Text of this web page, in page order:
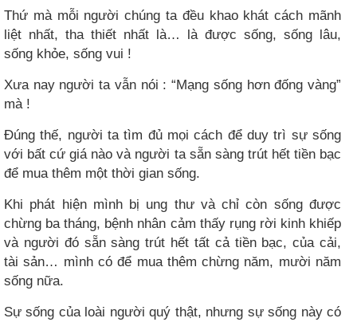
Thứ mà mỗi người chúng ta đều khao khát cách mãnh
liệt nhất, tha thiết nhất là… là được sống, sống lâu,
sống khỏe, sống vui !
Xưa nay người ta vẫn nói : “Mạng sống hơn đống vàng”
mà !
Đúng thế, người ta tìm đủ mọi cách để duy trì sự sống
với bất cứ giá nào và người ta sẵn sàng trút hết tiền bạc
để mua thêm một thời gian sống.
Khi phát hiện mình bị ung thư và chỉ còn sống được
chừng ba tháng, bệnh nhân cảm thấy rụng rời kinh khiếp
và người đó sẵn sàng trút hết tất cả tiền bạc, của cải,
tài sản… mình có để mua thêm chừng năm, mười năm
sống nữa.
Sự sống của loài người quý thật, nhưng sự sống này có